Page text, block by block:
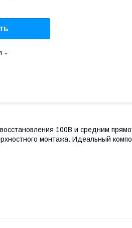
100В и средним
монтажа. Идеальный